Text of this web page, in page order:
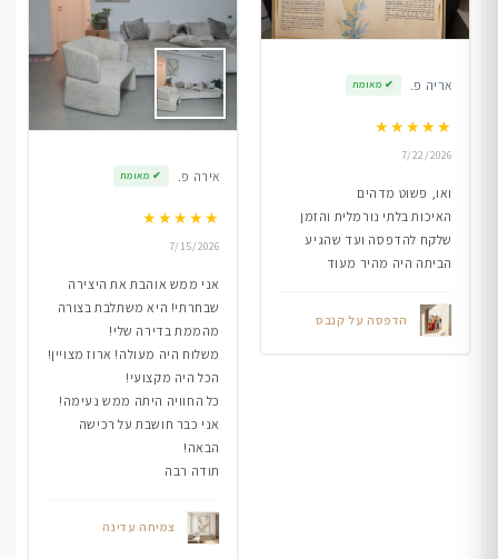
אריה פ. ✔ מאומת
★★★★★
7/22/2026
ואו, פשוט מדהים
האיכות בלתי נורמלית והזמן
שלקח להדפסה ועד שהגיע
הביתה היה מהיר מעוד
הדפסה על קנבס
אירה פ. ✔ מאומת
★★★★★
7/15/2026
אני ממש אוהבת את היצירה
שבחרתי! היא משתלבת בצורה
מהממת בדירה שלי!
משלוח היה מעולה! ארוז מצויין!
הכל היה מקצועי!
כל החוויה היתה ממש נעימה!
אני כבר חושבת על רכישה
הבאה!
תודה רבה
צמיחה עדינה